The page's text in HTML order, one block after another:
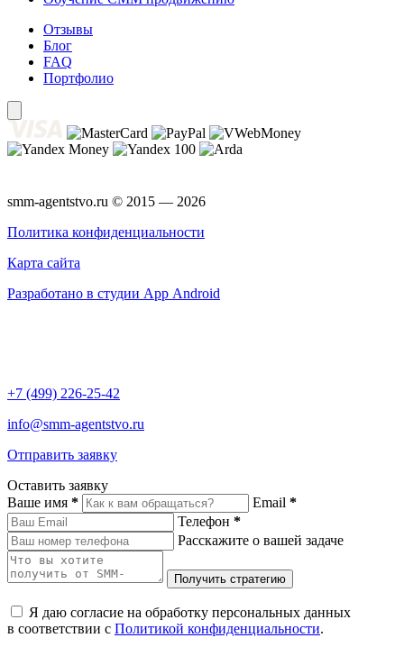
Отзывы
Блог
FAQ
Портфолио
smm-agentstvo.ru © 2015 — 2026
Политика конфиденциальности
Карта сайта
Разработано в студии App Android
+7 (499) 226-25-42
info@smm-agentstvo.ru
Отправить заявку
Оставить заявку
Ваше имя * Email *
Телефон *
Расскажите о вашей задаче
Я даю согласие на обработку персональных данных
в соответствии с Политикой конфиденциальности.